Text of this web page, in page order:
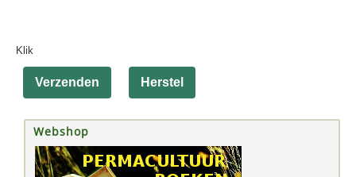
Klik
Verzenden Herstel
Webshop